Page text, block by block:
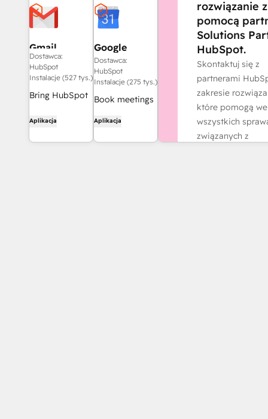
Gmail
Dostawca:
HubSpot
Instalacje (527 tys.)
Bring HubSpot
with the
HubSpot
Aplikacja
Google
Calendar
Dostawca:
HubSpot
Instalacje (275 tys.)
Book meetings
easily with
HubSpot and
Aplikacja
rozwiązanie z
pomocą
Solutions
HubSpot.
Skontaktuj się z
partnerami
zakresie
które pomogą we
wszystkich
związanych z